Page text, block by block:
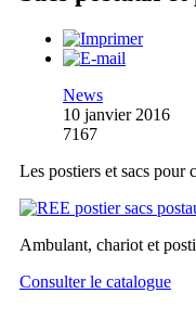
News
10 janvier 2016
7167
Les postiers et sacs pour
Ambulant, chariot et
Consulter le catalogue